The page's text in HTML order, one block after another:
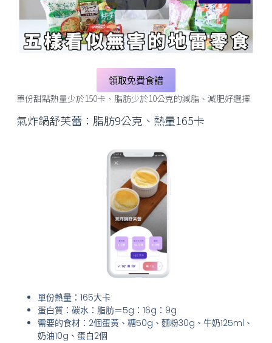
領取免費食譜
單份甜點熱量少於150卡、脂肪少於10公克的減脂、減肥好選擇
氣炸鍋舒芙蕾：脂肪9公克、熱量165卡
單份熱量：165大卡
蛋白質：碳水：脂肪＝5g：16g：9g
需要的食材：2個蛋黃、糖50g、麵粉30g、牛奶125ml、
奶油10g、蛋白2個